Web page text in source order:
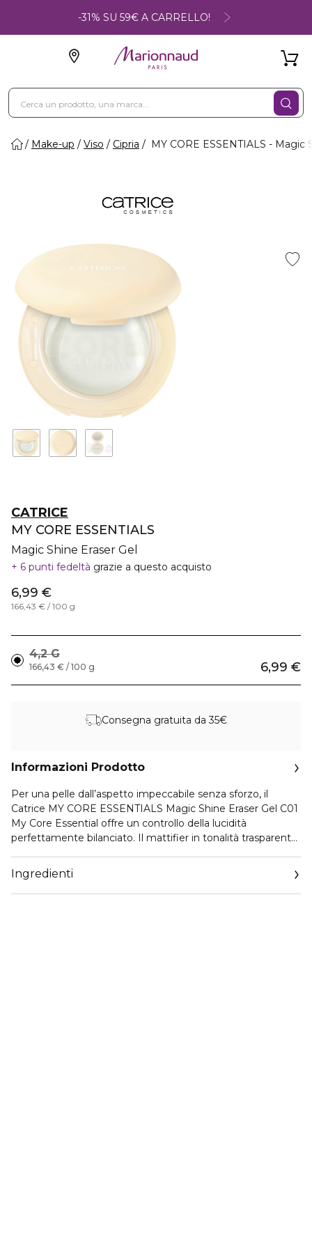
-31% SU 59€ A CARRELLO!
Make-up Viso Cipria MY CORE ESSENTIALS - Magic
CATRICE
MY CORE ESSENTIALS
Magic Shine Eraser Gel
6 punti fedeltà grazie a questo acquisto
6,99 €
166,43 € / 100 g
4,2 G
6,99 €
166,43 € / 100 g
Consegna gratuita da 35€
Informazioni Prodotto
Per una pelle dall’aspetto impeccabile senza sforzo, il
Catrice MY CORE ESSENTIALS Magic Shine Eraser Gel C01
My Core Essential offre un controllo della lucidità
perfettamente bilanciato. Il mattifier in tonalità trasparente
effetto polvere sulla pelle. L’innovativa texture gel-to-
powder riduce subito lucidità ed eccesso di sebo per un
effetto soft-focus che affina visivamente i pori, senza
Ingredienti